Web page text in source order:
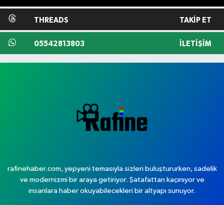
THREADS TAKIP ET
05542813803 İLETIŞIM
rafinehaber.com, yepyeni temasıyla sizleri buluştururken, sadelik
ve modernizmi bir araya getiriyor. Şatafattan kaçınıyor ve
insanlara haber okuyabilecekleri bir altyapı sunuyor.